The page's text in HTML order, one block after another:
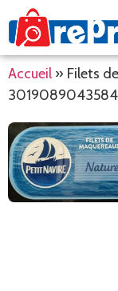
Accueil » Filets
3019089043584